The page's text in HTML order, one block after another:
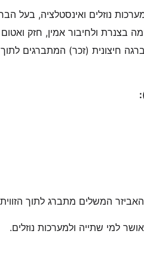
למערכות נוזלים ואינסטלציה, בעל
בצנרת ולחיבור אמין, חזק ואטום
חיצונית (זכר) המתברגים לתוך
המשלים מתברג לתוך